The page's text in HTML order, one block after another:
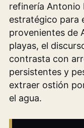
refinería Antonio
estratégico para
provenientes de
playas, el
contrasta con
persistentes y
extraer ostión
el agua.